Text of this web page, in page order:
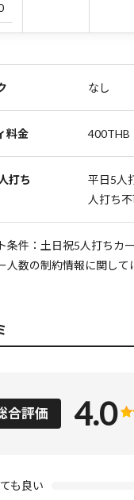
なし
料金 400THB
打ち
平日5人
人打ち
条件：土日祝5人打ちカ
人数の制約情報に関して
合評価 4.0
も良い